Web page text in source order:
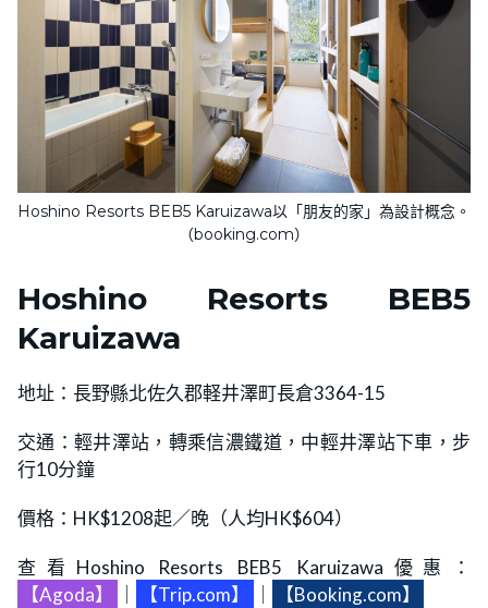
Hoshino Resorts BEB5 Karuizawa以「朋友的家」為設計概念。
（booking.com）
Hoshino Resorts BEB5
Karuizawa
地址：長野縣北佐久郡軽井澤町長倉3364-15
交通：輕井澤站，轉乘信濃鐵道，中輕井澤站下車，步
行10分鐘
價格：HK$1208起／晚（人均HK$604）
查看Hoshino Resorts BEB5 Karuizawa優惠：
【Agoda】
【Trip.com】 【Booking.com】